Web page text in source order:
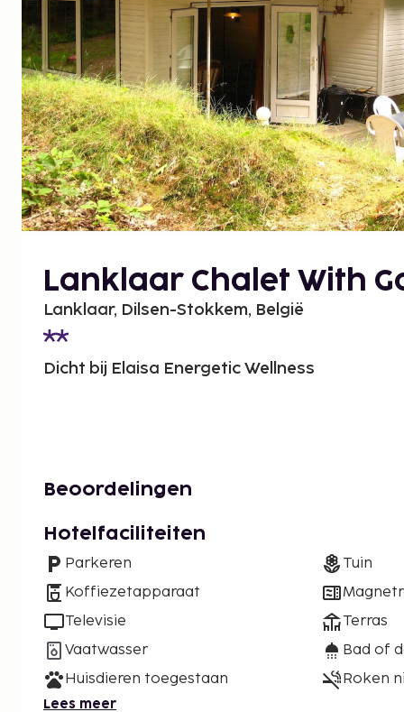
Lanklaar Chalet With
Lanklaar, Dilsen-Stokkem, België
Dicht bij Elaisa Energetic Wellness
Beoordelingen
Hotelfaciliteiten
Parkeren
Koffiezetapparaat
Televisie
Vaatwasser
Huisdieren toegestaan
Tuin
Terras
Bad of
Roken
Lees meer